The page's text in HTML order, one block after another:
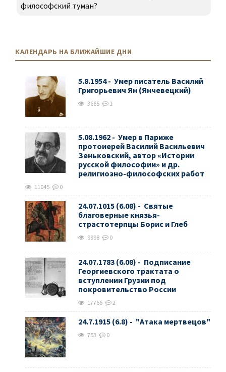
философский туман?
КАЛЕНДАРЬ НА БЛИЖАЙШИЕ ДНИ
5.8.1954 - Умер писатель Василий
Григорьевич Ян (Янчевецкий)
3665 1
5.08.1962 - Умер в Париже
протоиерей Василий Васильевич
Зеньковский, автор «Истории
русской философии» и др.
религиозно-философских работ
11045 0
24.07.1015 (6.08) - Святые
благоверные князья-
страстотерпцы Борис и Глеб
9998 0
24.07.1783 (6.08) - Подписание
Георгиевского трактата о
вступлении Грузии под
покровительство России
17766 2
24.7.1915 (6.8) - "Атака мертвецов"
753 0